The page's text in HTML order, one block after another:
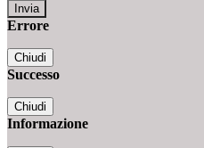
Errore
Chiudi
Successo
Chiudi
Informazione